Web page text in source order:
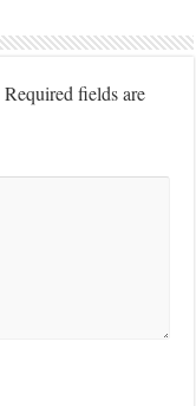
Required fields are